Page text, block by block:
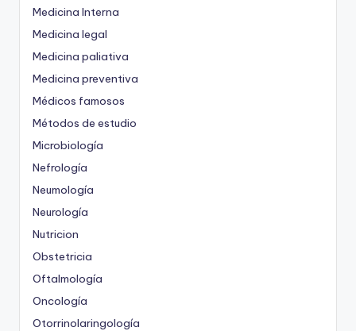
Medicina Interna
Medicina legal
Medicina paliativa
Medicina preventiva
Médicos famosos
Métodos de estudio
Microbiología
Nefrología
Neumología
Neurología
Nutricion
Obstetricia
Oftalmología
Oncología
Otorrinolaringología